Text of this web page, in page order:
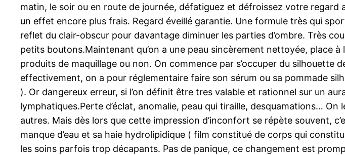
matin, le soir ou en route de journée, défatiguez et défroissez votre
un effet encore plus frais. Regard éveillé garantie. Une formule très qui
reflet du clair-obscur pour davantage diminuer les parties d’ombre. Très
petits boutons.Maintenant qu’on a une peau sincèrement nettoyée, place à
produits de maquillage ou non. On commence par s’occuper du silhouette
effectivement, on a pour réglementaire faire son sérum ou sa pommade
). Or dangereux erreur, si l’on définit être tres valable et rationnel sur un
lymphatiques.Perte d’éclat, anomalie, peau qui tiraille, desquamations…
autres. Mais dès lors que cette impression d’inconfort se répète souvent,
manque d’eau et sa haie hydrolipidique ( film constitué de corps qui
les soins parfois trop décapants. Pas de panique, ce changement est